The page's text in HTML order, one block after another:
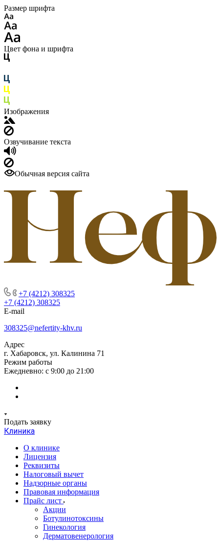
Размер шрифта
Цвет фона и шрифта
Изображения
Озвучивание текста
Обычная версия сайта
+7 (4212) 308325
+7 (4212) 308325
E-mail
308325@nefertity-khv.ru
Адрес
г. Хабаровск, ул. Калинина 71
Режим работы
Ежедневно: с 9:00 до 21:00
Подать заявку
Клиника
О клинике
Лицензия
Реквизиты
Налоговый вычет
Надзорные органы
Правовая информация
Прайс лист
Акции
Ботулинотоксины
Гинекология
Дерматовенерология